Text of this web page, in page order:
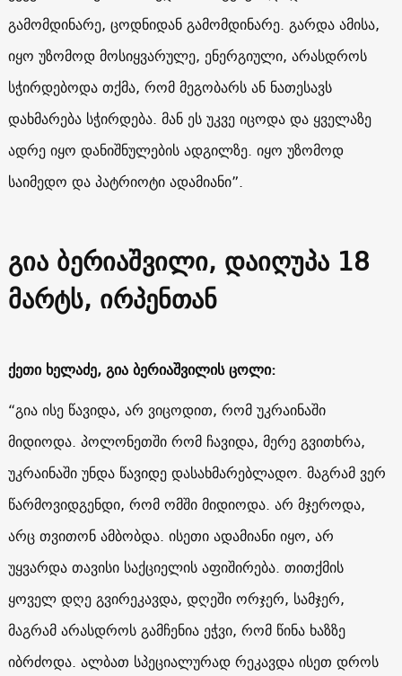
გამომდინარე, ცოდნიდან გამომდინარე. გარდა ამისა,
იყო უზომოდ მოსიყვარულე, ენერგიული, არასდროს
სჭირდებოდა თქმა, რომ მეგობარს ან ნათესავს
დახმარება სჭირდება. მან ეს უკვე იცოდა და ყველაზე
ადრე იყო დანიშნულების ადგილზე. იყო უზომოდ
საიმედო და პატრიოტი ადამიანი”.
გია ბერიაშვილი, დაიღუპა 18
მარტს, ირპენთან
ქეთი ხელაძე, გია ბერიაშვილის ცოლი:
“გია ისე წავიდა, არ ვიცოდით, რომ უკრაინაში
მიდიოდა. პოლონეთში რომ ჩავიდა, მერე გვითხრა,
უკრაინაში უნდა წავიდე დასახმარებლადო. მაგრამ ვერ
წარმოვიდგენდი, რომ ომში მიდიოდა. არ მჯეროდა,
არც თვითონ ამბობდა. ისეთი ადამიანი იყო, არ
უყვარდა თავისი საქციელის აფიშირება. თითქმის
ყოველ დღე გვირეკავდა, დღეში ორჯერ, სამჯერ,
მაგრამ არასდროს გამჩენია ეჭვი, რომ წინა ხაზზე
იბრძოდა. ალბათ სპეციალურად რეკავდა ისეთ დროს